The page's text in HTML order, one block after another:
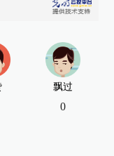
飘过
0